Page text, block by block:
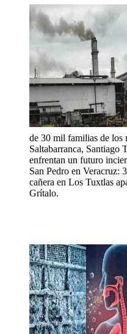
de 30 mil familias de los
Saltabarranca, Santiago
enfrentan un futuro
San Pedro en Veracruz:
cañera en Los Tuxtlas
Grítalo.